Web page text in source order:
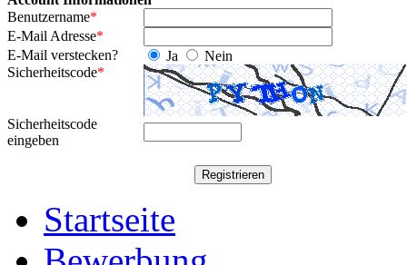
Benutzername*
E-Mail Adresse*
E-Mail verstecken?
Ja
Nein
Sicherheitscode*
Sicherheitscode
eingeben
Startseite